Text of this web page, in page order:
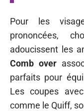
Pour les
prononcées,
adoucissent les
Comb over
parfaits pour
Les coupes
comme le Quiff,